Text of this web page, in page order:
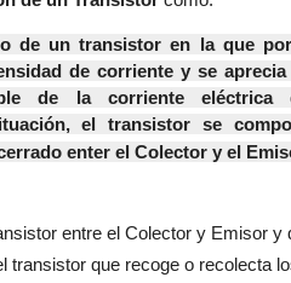
de un transistor en la que
de corriente y se
de la corriente eléctrica
el transistor se
enter el Colector y el
entre el Colector y Emisor
transistor que recoge o recolecta